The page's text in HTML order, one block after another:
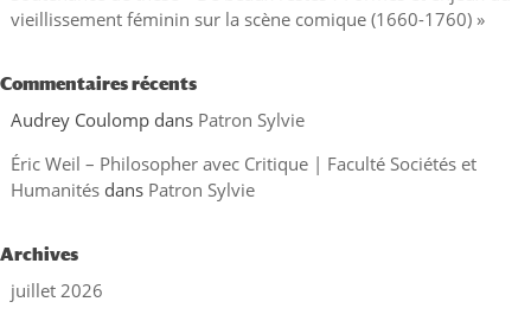
vieillissement féminin sur la scène comique (1660-1760) »
Commentaires récents
Audrey Coulompdans Patron Sylvie
Éric Weil – Philosopher avec Critique | Faculté Sociétés et
Humanitésdans Patron Sylvie
Archives
juillet 2026